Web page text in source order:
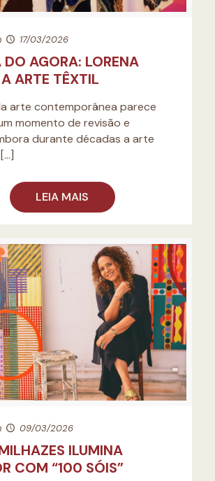
17/03/2026
AGORA: LORENA
ARTE TÊXTIL
arte contemporânea parece
momento de revisão e
durante décadas a arte
[…]
LEIA MAIS
09/03/2026
ILUMINA
COM “100 SÓIS”